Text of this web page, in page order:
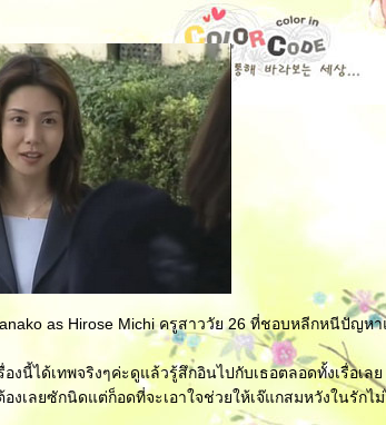
as Hirose Michi ครูสาววัย 26 ที่ชอบหลีกหนีปัญห
องนี้ได้เทพจริงๆค่ะดูแล้วรู้สึกอินไปกับเธอตลอดทั้งเรื่อเล
เลยซักนิดแต่ก็อดที่จะเอาใจช่วยให้เจ๊แกสมหวังในรักไม่